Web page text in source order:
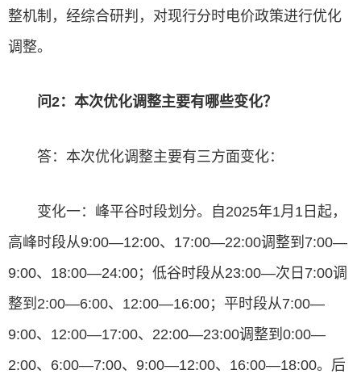
整机制，经综合研判，对现行分时电价政策进行优化
调整。
问2：本次优化调整主要有哪些变化？
答：本次优化调整主要有三方面变化：
变化一：峰平谷时段划分。自2025年1月1日起，
高峰时段从9:00—12:00、17:00—22:00调整到7:00—
9:00、18:00—24:00；低谷时段从23:00—次日7:00调
整到2:00—6:00、12:00—16:00；平时段从7:00—
9:00、12:00—17:00、22:00—23:00调整到0:00—
2:00、6:00—7:00、9:00—12:00、16:00—18:00。后